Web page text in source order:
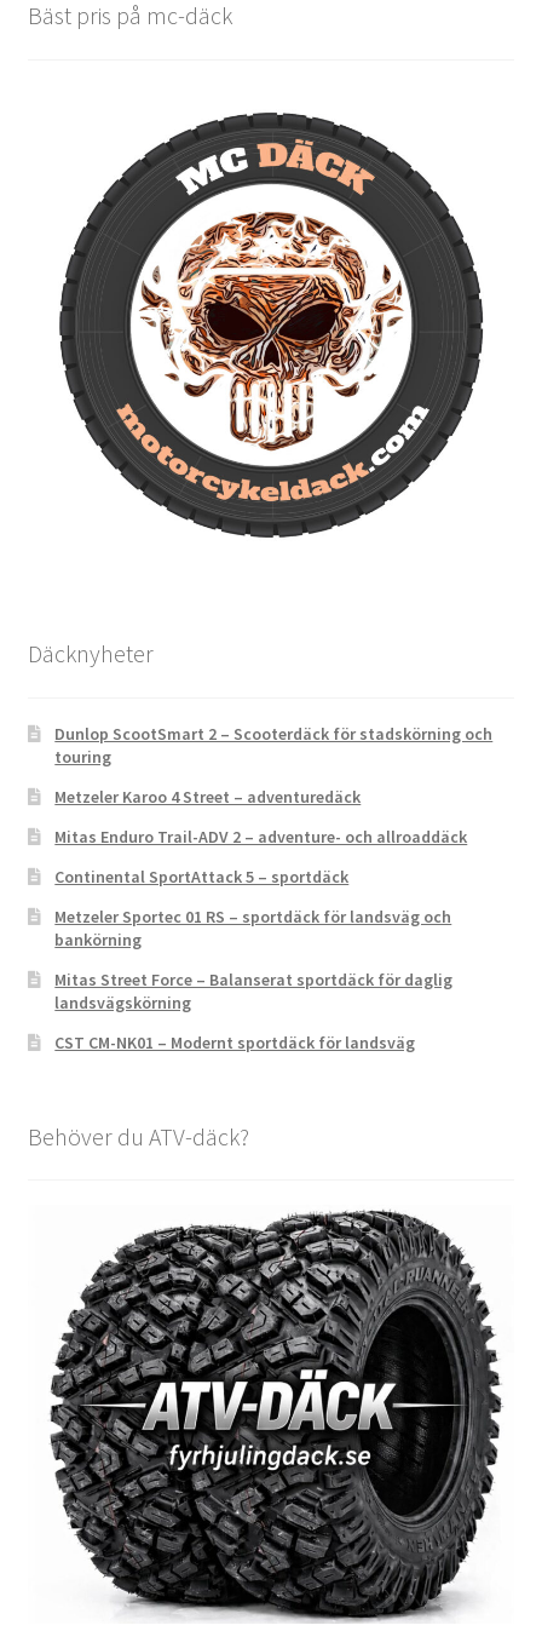
Bäst pris på mc-däck
Däcknyheter
Dunlop ScootSmart 2 – Scooterdäck för stadskörning och
touring
Metzeler Karoo 4 Street – adventuredäck
Mitas Enduro Trail-ADV 2 – adventure- och allroaddäck
Continental SportAttack 5 – sportdäck
Metzeler Sportec 01 RS – sportdäck för landsväg och
bankörning
Mitas Street Force – Balanserat sportdäck för daglig
landsvägskörning
CST CM-NK01 – Modernt sportdäck för landsväg
Behöver du ATV-däck?